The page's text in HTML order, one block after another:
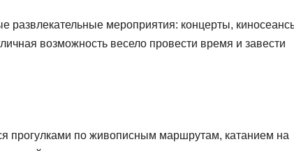
развлекательные мероприятия: концерты,
возможность весело провести время и завести
прогулками по живописным маршрутам, катанием на